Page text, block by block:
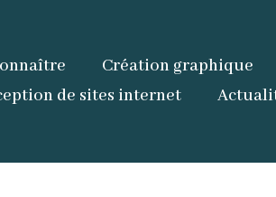
Création graphique
de sites internet